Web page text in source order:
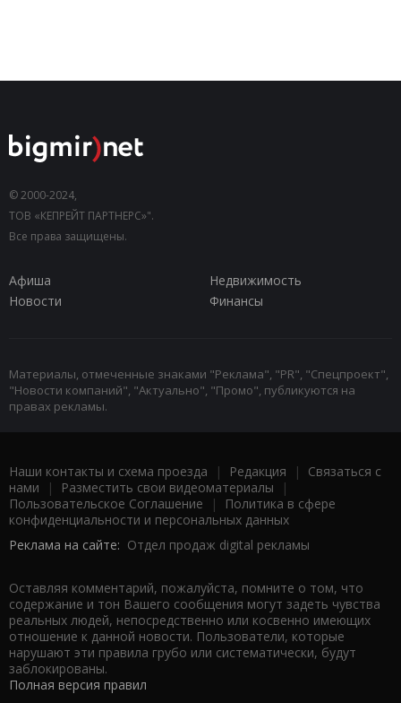
© 2000-2024,
ТОВ «КЕПРЕЙТ ПАРТНЕРС»".
Все права защищены.
Афиша
Недвижимость
Новости
Финансы
Материалы, отмеченные знаками "Реклама", "PR", "Спецпроект",
"Новости компаний", "Актуально", "Промо", публикуются на
правах рекламы.
Наши контакты и схема проезда | Редакция | Связаться с
нами | Разместить свои видеоматериалы |
Пользовательское Соглашение |
Политика в сфере
конфиденциальности и персональных данных
Реклама на сайте: Отдел продаж digital рекламы
Оставляя комментарий, пожалуйста, помните о том, что
содержание и тон Вашего сообщения могут задеть чувства
реальных людей, непосредственно или косвенно имеющих
отношение к данной новости. Пользователи, которые
нарушают эти правила грубо или систематически, будут
заблокированы.
Полная версия правил